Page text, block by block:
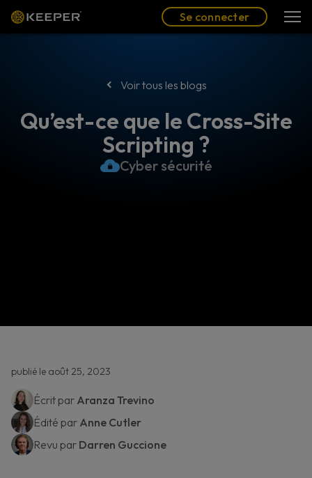
(FR)
Se connecter
Voir tous les blogs
Qu’est-ce que le Cross-Site
Scripting ?
Cyber sécurité
publié le août 25, 2023
Écrit par Aranza Trevino
Édité par Anne Cutler
Revu par Darren Guccione